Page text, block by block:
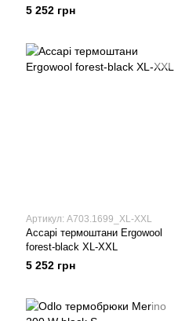
5 252 грн
Артикул: A703.1699_XL-XXL
Accapi термоштани Ergowool
forest-black XL-XXL
5 252 грн